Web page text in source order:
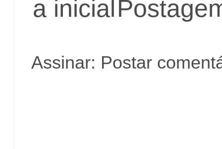
a inicial
Assinar: Postar